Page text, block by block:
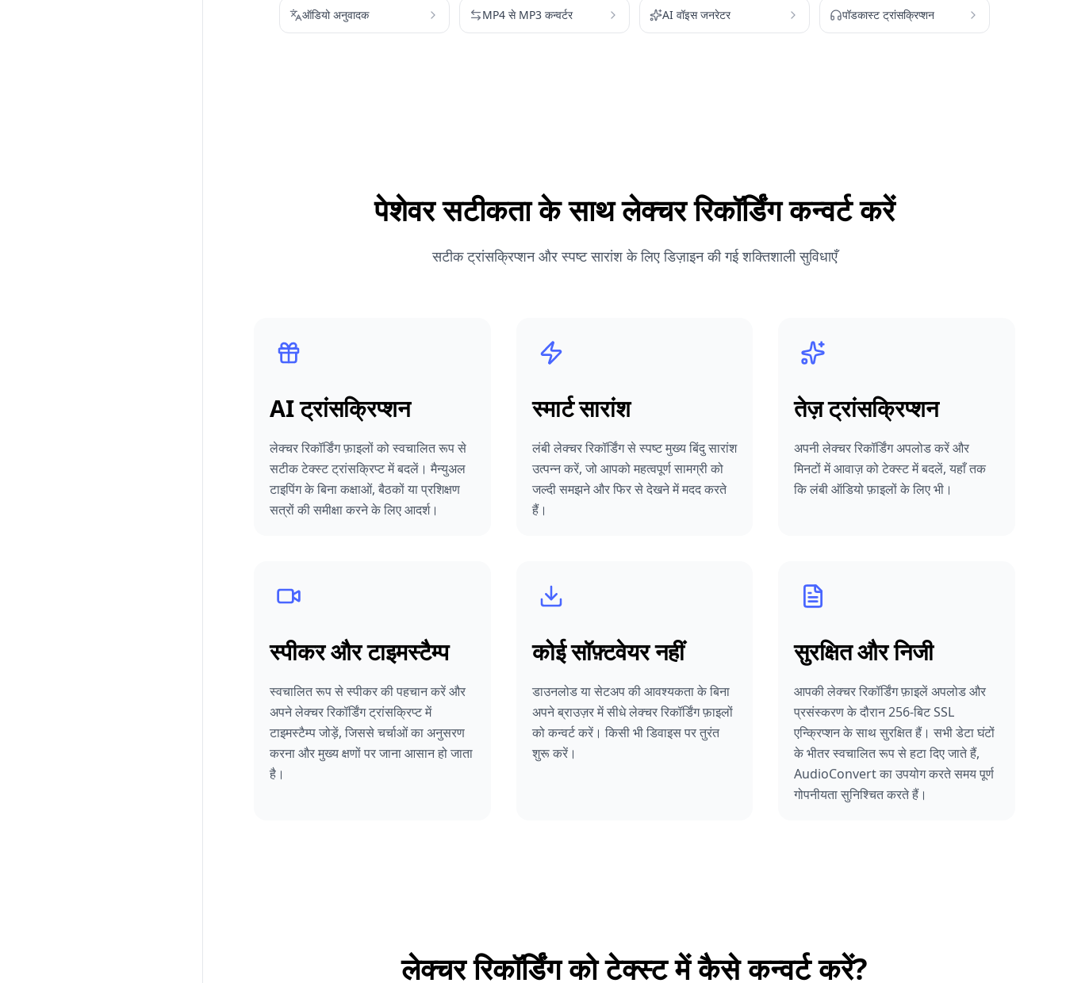
ऑडियो अनुवादक MP4 से MP3 कन्वर्टर AI वॉइस जनरेटर पॉडकास्ट ट्रांसक्रिप्शन
पेशेवर सटीकता के साथ लेक्चर रिकॉर्डिंग कन्वर्ट करें
सटीक ट्रांसक्रिप्शन और स्पष्ट सारांश के लिए डिज़ाइन की गई शक्तिशाली सुविधाएँ
AI ट्रांसक्रिप्शन
लेक्चर रिकॉर्डिंग फ़ाइलों को स्वचालित रूप से
सटीक टेक्स्ट ट्रांसक्रिप्ट में बदलें। मैन्युअल
टाइपिंग के बिना कक्षाओं, बैठकों या प्रशिक्षण
सत्रों की समीक्षा करने के लिए आदर्श।
स्मार्ट सारांश
लंबी लेक्चर रिकॉर्डिंग से स्पष्ट मुख्य बिंदु सारांश
उत्पन्न करें, जो आपको महत्वपूर्ण सामग्री को
जल्दी समझने और फिर से देखने में मदद करते
हैं।
तेज़ ट्रांसक्रिप्शन
अपनी लेक्चर रिकॉर्डिंग अपलोड करें और
मिनटों में आवाज़ को टेक्स्ट में बदलें, यहाँ तक
कि लंबी ऑडियो फ़ाइलों के लिए भी।
स्पीकर और टाइमस्टैम्प
स्वचालित रूप से स्पीकर की पहचान करें और
अपने लेक्चर रिकॉर्डिंग ट्रांसक्रिप्ट में
टाइमस्टैम्प जोड़ें, जिससे चर्चाओं का अनुसरण
करना और मुख्य क्षणों पर जाना आसान हो जाता
है।
कोई सॉफ़्टवेयर नहीं
डाउनलोड या सेटअप की आवश्यकता के बिना
अपने ब्राउज़र में सीधे लेक्चर रिकॉर्डिंग फ़ाइलों
को कन्वर्ट करें। किसी भी डिवाइस पर तुरंत
शुरू करें।
सुरक्षित और निजी
आपकी लेक्चर रिकॉर्डिंग फ़ाइलें अपलोड और
प्रसंस्करण के दौरान 256-बिट SSL
एन्क्रिप्शन के साथ सुरक्षित हैं। सभी डेटा घंटों
के भीतर स्वचालित रूप से हटा दिए जाते हैं,
AudioConvert का उपयोग करते समय पूर्ण
गोपनीयता सुनिश्चित करते हैं।
लेक्चर रिकॉर्डिंग को टेक्स्ट में कैसे कन्वर्ट करें?